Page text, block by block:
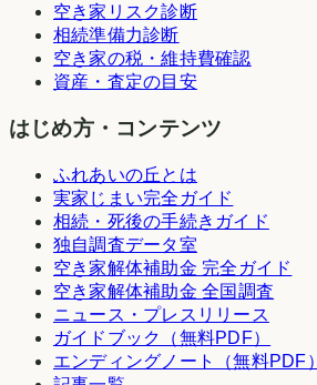
空き家リスク診断
相続準備力診断
空き家の税・維持費確認
資産・査定の目安
はじめ方・コンテンツ
ふれあいの丘とは
実家じまい完全ガイド
相続・死後の手続きガイド
独自調査データ室
空き家解体補助金 完全ガイド
空き家解体補助金 全国調査
ニュース・プレスリリース
ガイドブック（無料PDF）
エンディングノート（無料PDF）